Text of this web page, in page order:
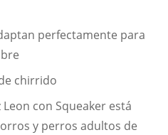
perfectamente para
chirrido
con Squeaker está
y perros adultos de